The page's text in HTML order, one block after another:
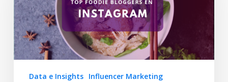
Data e Insights Influencer Marketing